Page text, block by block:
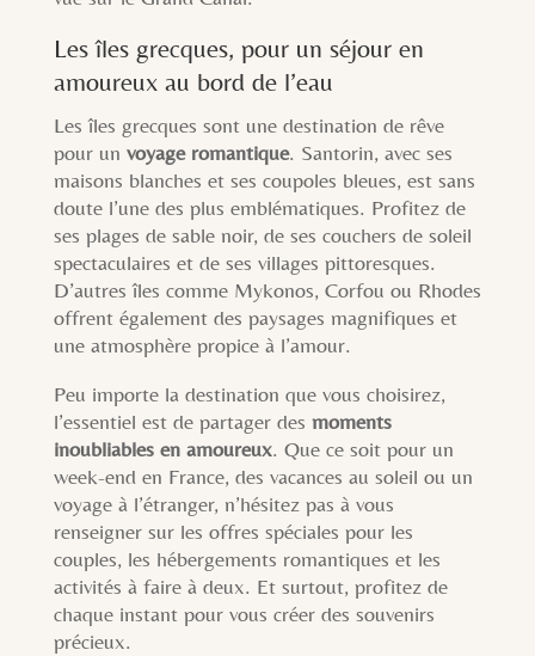
Les îles grecques, pour un séjour en
amoureux au bord de l’eau
Les îles grecques sont une destination de rêve
pour un voyage romantique. Santorin, avec ses
maisons blanches et ses coupoles bleues, est sans
doute l’une des plus emblématiques. Profitez de
ses plages de sable noir, de ses couchers de soleil
spectaculaires et de ses villages pittoresques.
D’autres îles comme Mykonos, Corfou ou Rhodes
offrent également des paysages magnifiques et
une atmosphère propice à l’amour.
Peu importe la destination que vous choisirez,
l’essentiel est de partager des moments
inoubliables en amoureux. Que ce soit pour un
week-end en France, des vacances au soleil ou un
voyage à l’étranger, n’hésitez pas à vous
renseigner sur les offres spéciales pour les
couples, les hébergements romantiques et les
activités à faire à deux. Et surtout, profitez de
chaque instant pour vous créer des souvenirs
précieux.